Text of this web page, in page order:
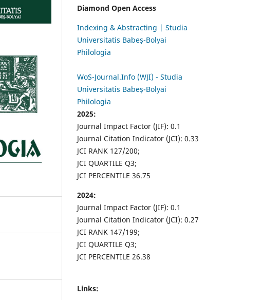
Diamond Open Access
Indexing & Abstracting | Studia
Universitatis Babeș-Bolyai
Philologia
WoS-Journal.Info (WJI) - Studia
Universitatis Babeș-Bolyai
Philologia
2025:
Journal Impact Factor (JIF): 0.1
Journal Citation Indicator (JCI): 0.33
JCI RANK 127/200;
JCI QUARTILE Q3;
JCI PERCENTILE 36.75
2024:
Journal Impact Factor (JIF): 0.1
Journal Citation Indicator (JCI): 0.27
JCI RANK 147/199;
JCI QUARTILE Q3;
JCI PERCENTILE 26.38
Links: